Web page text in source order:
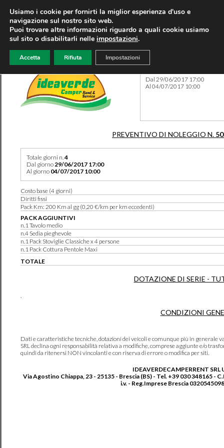
Dal 29/06/2017 17:00
Al 04/07/2017 10:00
PREVENTIVO DI NOLEGGIO N.
Totale giorni n.4
Dal giorno29/06/2017 17:00
Al giorno 04/07/2017 10:00
Costo base (4 giorni)
Diritti fissi
Pack Km: 200 Km al gg (0,20 €/km per km eccedenti)
PACK AGGIUNTIVI
n.1 Tavolo medio
n.4 Sedia pieghevole
n.1 Pack Stoviglie Classiche x 4 persone
n.1 Pack Cottura Pentole Maxi
TOTALE
DOTAZIONE DI SERIE -
CONDIZIONI
Dati e caratteristiche tecniche, dotazioni dei veicoli e comunque più in generale
SRL declina ogni responsabilità relativa a modifiche, comprese aggiunte e/o
quindi da ritenersi NON vincolanti e con riserva di errore o modifica per siti.
IDEAVERDECAMPERRENT SRL
Via Agostino Chiappa, 23 - 25135 - Brescia (BS) - Tel. +39 030 348165 -
i.v. - Reg.Imprese Brescia
Usiamo i cookie per fornirti la miglior esperienza d'uso e
navigazione sul nostro sito web.
Puoi trovare altre informazioni riguardo a quali cookie usiamo
sul sito o disabilitarli nelle impostazioni.
Accetta Rifiuta Impostazioni